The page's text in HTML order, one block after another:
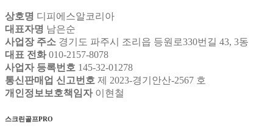
상호명 디피에스알코리아
대표자명 남은순
사업장 주소 경기도 파주시 조리읍 등원로330번길 43, 3동
대표 전화010-2157-8078
사업자 등록번호 145-32-01278
통신판매업 신고번호 제 2023-경기안산-2567 호
개인정보보호책임자이현철
스크린골프PRO